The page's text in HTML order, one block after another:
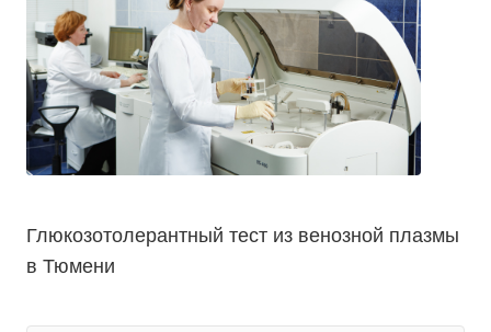
Глюкозотолерантный тест из венозной плазмы
в Тюмени